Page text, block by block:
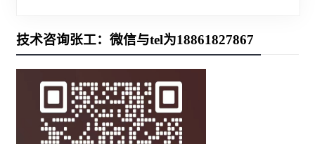
技术咨询张工：微信与tel为18861827867